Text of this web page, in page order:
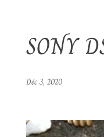
SONY
Déc 3, 2020